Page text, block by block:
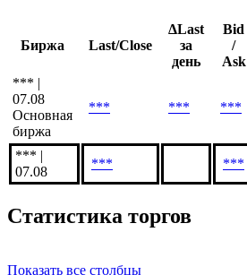
Биржа Last/Close
ΔLast
за
день
Bid
/
Ask
*** |
07.08
Основная
биржа
*** *** ***
*** |
07.08
*** ***
Статистика торгов
Показать все столбцы